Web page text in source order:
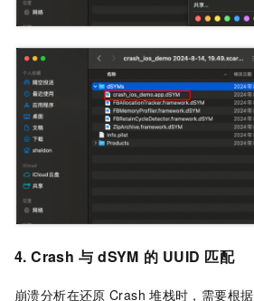
4.Crash 与 dSYM 的 UUID 匹配
崩溃分析在还原 Crash 堆栈时，需要根据